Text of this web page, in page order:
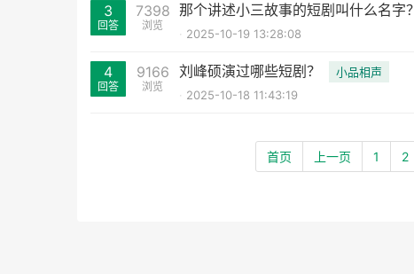
3
回答
7398
浏览
那个讲述小三故事的短剧叫什么名字？
2025-10-19 13:28:08
4
回答
9166
浏览
刘峰硕演过哪些短剧？
小品相声
2025-10-18 11:43:19
首页 上一页 1 2